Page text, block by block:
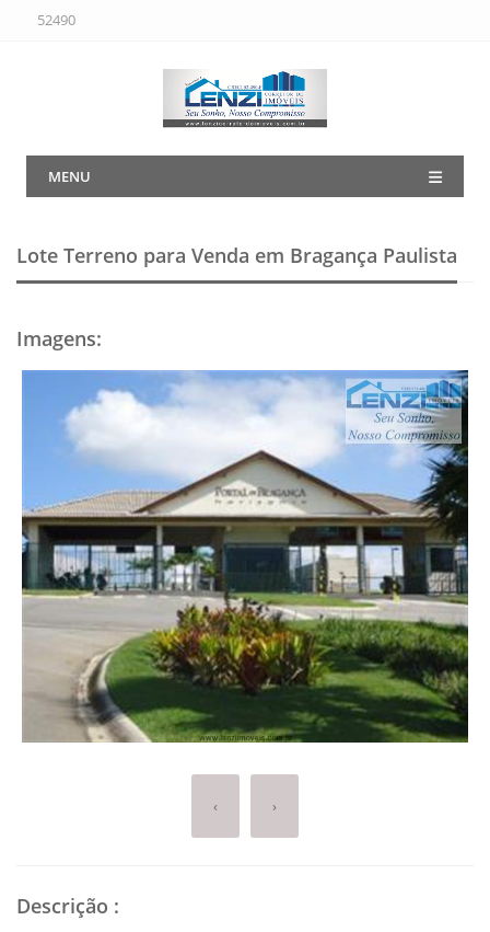
52490
MENU
Lote Terreno para Venda em Bragança Paulista
Imagens:
‹ ›
Descrição :